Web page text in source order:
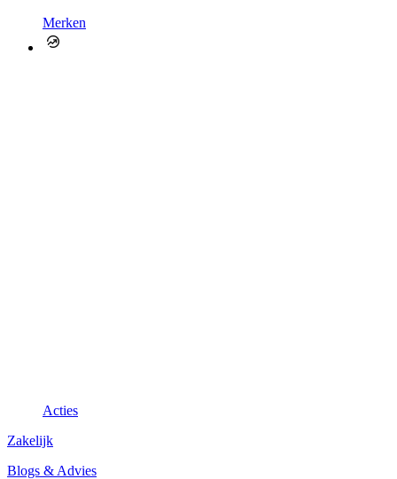
Merken
Acties
Zakelijk
Blogs & Advies